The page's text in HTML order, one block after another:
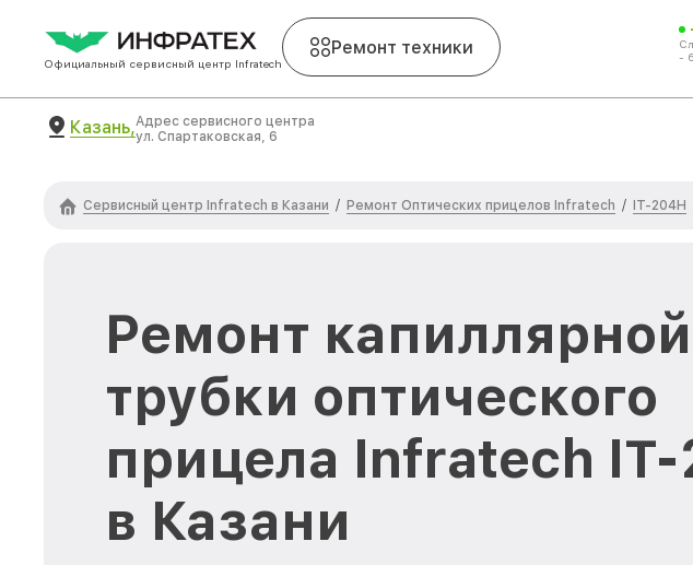
Официальный сервисный центр Infratech
Ремонт техники
-
Казань,Адрес сервисного центра
ул. Спартаковская, 6
Сервисный центр Infratech в Казани / Ремонт Оптических прицелов Infratech / IT-204H
Ремонт капиллярной
трубки оптического
прицела Infratech
в Казани